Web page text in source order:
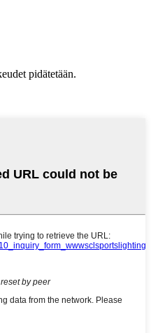
pidätetään.